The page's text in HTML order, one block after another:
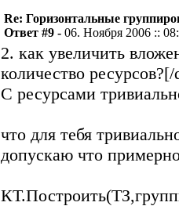
Re: Горизонтальные
Ответ #9 - 06. Ноября 2006 ::
2. как увеличить
количество
С ресурсами
что для тебя
допускаю что